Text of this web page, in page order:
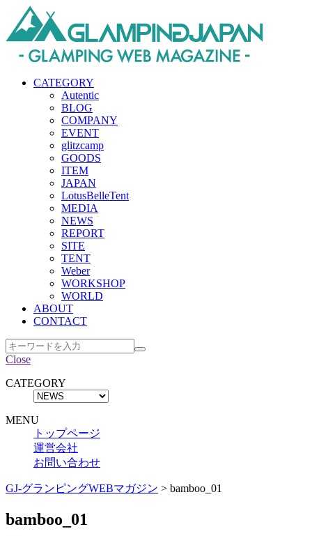
CATEGORY
Autentic
BLOG
COMPANY
EVENT
glitzcamp
GOODS
ITEM
JAPAN
LotusBelleTent
MEDIA
NEWS
REPORT
SITE
TENT
Weber
WORKSHOP
WORLD
ABOUT
CONTACT
Close
CATEGORY
MENU
トップページ
運営会社
お問い合わせ
GJ-グランピングWEBマガジン > bamboo_01
bamboo_01